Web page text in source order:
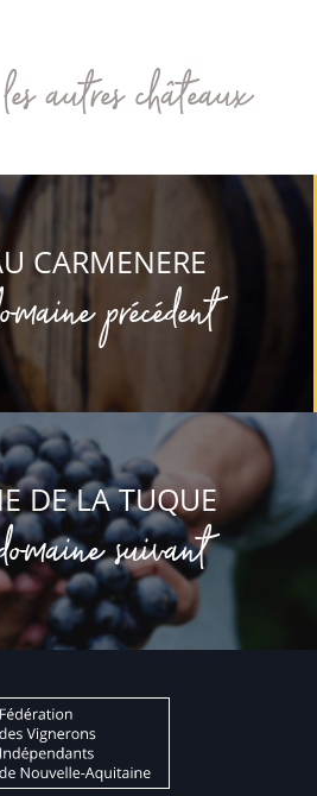
autres châteaux
CARMENERE
précédent
DE LA TUQUE
suivant